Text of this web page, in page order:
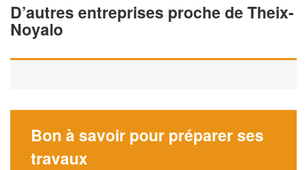
D’autres entreprises proche de Theix-
Noyalo
Bon à savoir pour préparer ses
travaux